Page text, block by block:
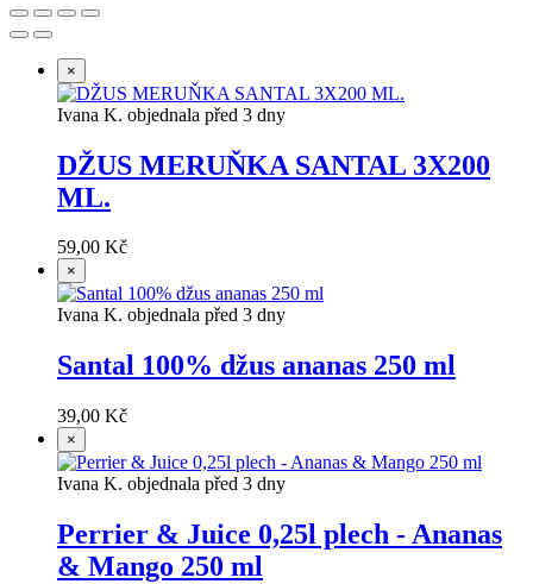
×
Ivana K. objednala před 3 dny
DŽUS MERUŇKA SANTAL 3X200
ML.
59,00 Kč
×
Ivana K. objednala před 3 dny
Santal 100% džus ananas 250 ml
39,00 Kč
×
Ivana K. objednala před 3 dny
Perrier & Juice 0,25l plech - Ananas
& Mango 250 ml